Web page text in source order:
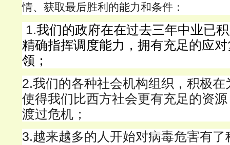
情、获取最后胜利的能力和条件：
1.我们的政府在在过去三年中业已
精确指挥调度能力，拥有充足的应
领；
2.我们的各种社会机构组织，积极在
使得我们比西方社会更有充足的资
渡过危机；
3.越来越多的人开始对病毒危害有